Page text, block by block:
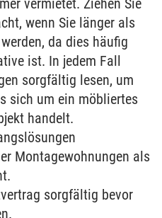
vermietet. Ziehen Sie
wenn Sie länger als
da dies häufig
ist. In jedem Fall
sorgfältig lesen, um
sich um ein möbliertes
handelt.
Montagewohnungen als
sorgfältig bevor